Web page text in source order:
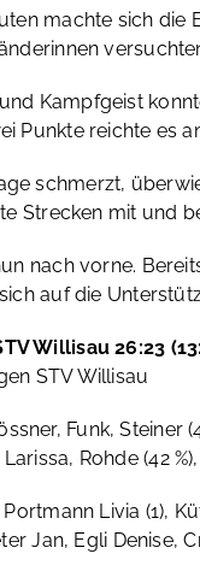
machte sich
Kampfgeist
Punkte reichte es
schmerzt,
Strecken mit und
nach vorne.
auf die
Willisau 26:23
STV Willisau
Funk, Steiner
Rohde (42
Portmann Livia (1),
Jan, Egli Denise,